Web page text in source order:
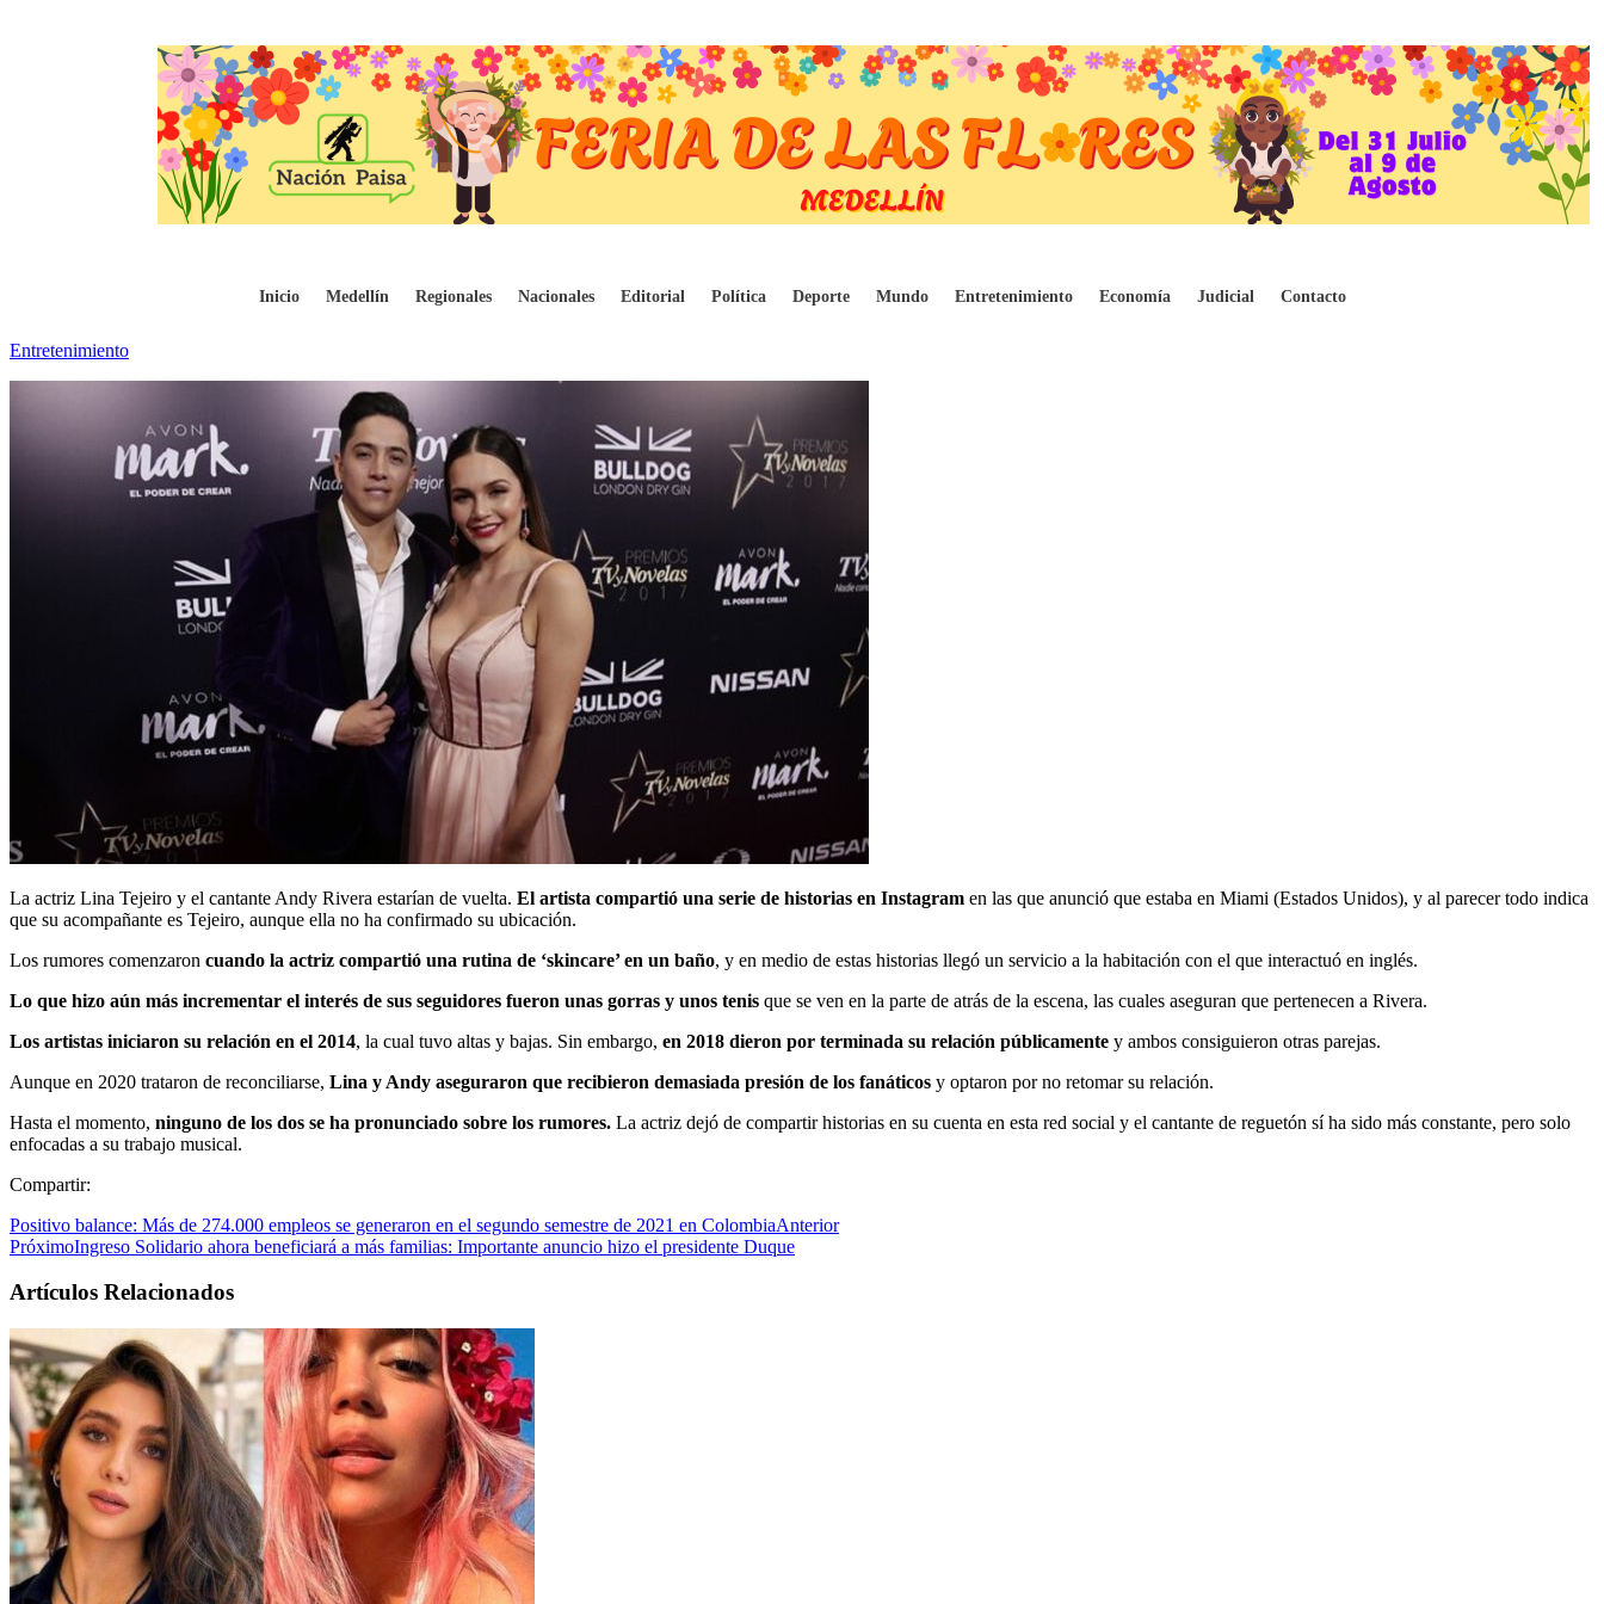
Inicio Medellín Regionales Nacionales Editorial Política Deporte Mundo Entretenimiento Economía Judicial Contacto
Vuelve y juega: Lina Tejeiro y Andy Rivera habrían vuelto, crecen rumores sobre su reconciliación
Entretenimiento
La actriz Lina Tejeiro y el cantante Andy Rivera estarían de vuelta. El artista compartió una serie de historias en Instagram en las que anunció que estaba en Miami (Estados Unidos), y al parecer todo indica
que su acompañante es Tejeiro, aunque ella no ha confirmado su ubicación.
Los rumores comenzaron cuando la actriz compartió una rutina de ‘skincare’ en un baño, y en medio de estas historias llegó un servicio a la habitación con el que interactuó en inglés.
Lo que hizo aún más incrementar el interés de sus seguidores fueron unas gorras y unos tenis que se ven en la parte de atrás de la escena, las cuales aseguran que pertenecen a Rivera.
Los artistas iniciaron su relación en el 2014, la cual tuvo altas y bajas. Sin embargo, en 2018 dieron por terminada su relación públicamente y ambos consiguieron otras parejas.
Aunque en 2020 trataron de reconciliarse, Lina y Andy aseguraron que recibieron demasiada presión de los fanáticos y optaron por no retomar su relación.
Hasta el momento, ninguno de los dos se ha pronunciado sobre los rumores. La actriz dejó de compartir historias en su cuenta en esta red social y el cantante de reguetón sí ha sido más constante, pero solo
enfocadas a su trabajo musical.
Compartir:
Positivo balance: Más de 274.000 empleos se generaron en el segundo semestre de 2021 en ColombiaAnterior
PróximoIngreso Solidario ahora beneficiará a más familias: Importante anuncio hizo el presidente Duque
Artículos Relacionados